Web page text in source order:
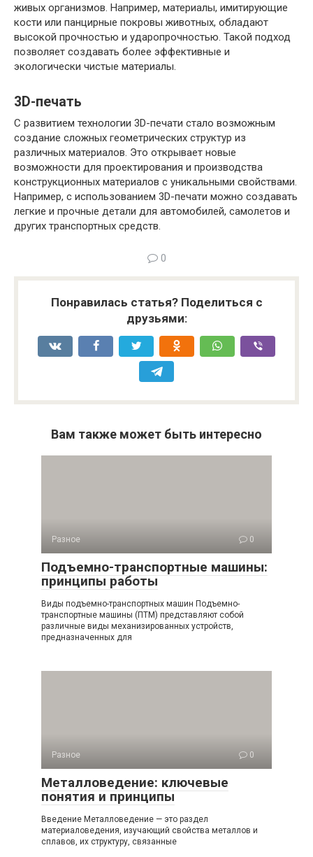
живых организмов. Например, материалы, имитирующие
кости или панцирные покровы животных, обладают
высокой прочностью и ударопрочностью. Такой подход
позволяет создавать более эффективные и
экологически чистые материалы.
3D-печать
С развитием технологии 3D-печати стало возможным
создание сложных геометрических структур из
различных материалов. Это открывает новые
возможности для проектирования и производства
конструкционных материалов с уникальными свойствами.
Например, с использованием 3D-печати можно создавать
легкие и прочные детали для автомобилей, самолетов и
других транспортных средств.
0
Понравилась статья? Поделиться с
друзьями:
Вам также может быть интересно
Разное 0
Подъемно-транспортные машины:
принципы работы
Виды подъемно-транспортных машин Подъемно-
транспортные машины (ПТМ) представляют собой
различные виды механизированных устройств,
предназначенных для
Разное 0
Металловедение: ключевые
понятия и принципы
Введение Металловедение — это раздел
материаловедения, изучающий свойства металлов и
сплавов, их структуру, связанные